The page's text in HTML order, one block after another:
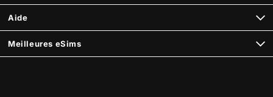
Aide
Meilleures eSims